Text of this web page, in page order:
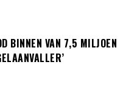
BINNEN VAN 7,5 MILJOEN